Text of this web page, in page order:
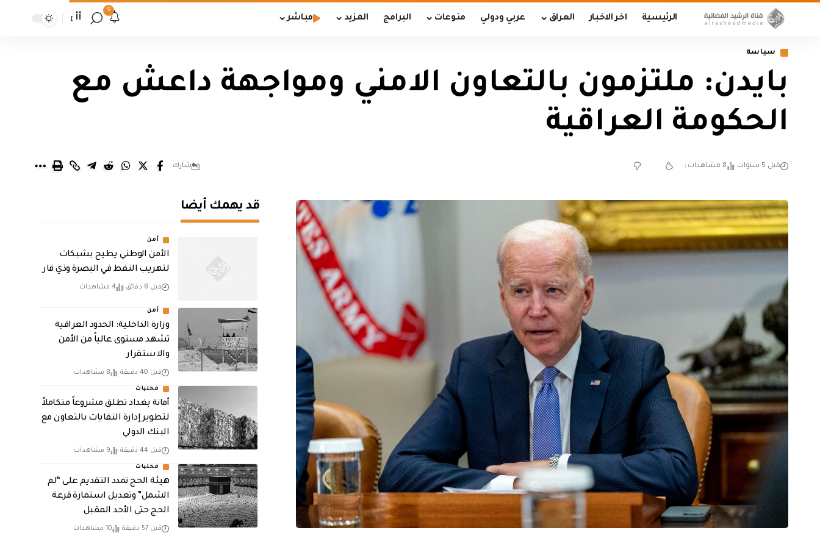
الرئيسية اخر الاخبار العراق عربي ودولي منوعات البرامج المزيد مباشر
9
أأ
سياسة
بايدن: ملتزمون بالتعاون الامني ومواجهة داعش مع
الحكومة العراقية
قبل 5 سنوات 8 مشاهدات شارك
قد يهمك أيضا
أمن
الأمن الوطني يطيح بشبكات
لتهريب النفط في البصرة وذي قار
قبل 8 دقائق 4 مشاهدات
أمن
وزارة الداخلية: الحدود العراقية
تشهد مستوى عالياً من الأمن
والاستقرار
قبل 40 دقيقة 8 مشاهدات
محليات
أمانة بغداد تطلق مشروعاً متكاملاً
لتطوير إدارة النفايات بالتعاون مع
البنك الدولي
قبل 44 دقيقة 9 مشاهدات
محليات
هيئة الحج تمدد التقديم على “لم
الشمل” وتعديل استمارة قرعة
الحج حتى الأحد المقبل
قبل 57 دقيقة 10 مشاهدات